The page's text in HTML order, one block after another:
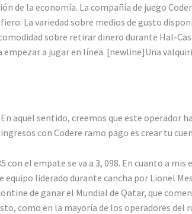
la economía. La compañía de juego
La variedad sobre medios de gusto
sobre retirar dinero durante Hal-
a jugar en línea. [newline]Una
aquel sentido, creemos que este operador
con Codere ramo pago es crear tu
con el empate se va a 3, 098. En cuanto a
liderado durante cancha por Lionel
de ganar el Mundial de Qatar, que
como en la mayoría de los operadores del